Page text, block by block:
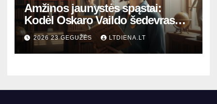
Amžinos jaunystės spąstai:
Kodėl Oskaro Vaildo šedevras
šiandien aktualesnis nei bet
kada?
2026 23 GEGUŽĖS LTDIENA.LT